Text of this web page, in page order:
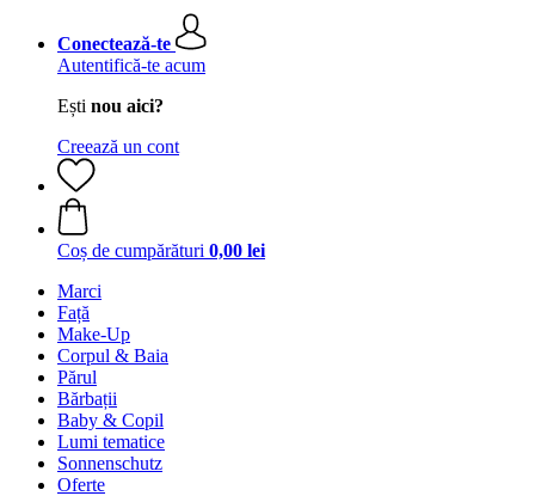
Conectează-te
Autentifică-te acum
Ești nou aici?
Creează un cont
Coș de cumpărături 0,00 lei
Marci
Față
Make-Up
Corpul & Baia
Părul
Bărbații
Baby & Copil
Lumi tematice
Sonnenschutz
Oferte